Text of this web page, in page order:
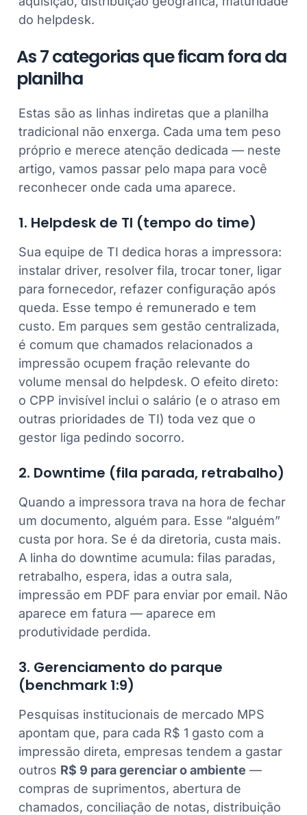
do helpdesk.
As 7 categorias que ficam fora da
planilha
Estas são as linhas indiretas que a planilha
tradicional não enxerga. Cada uma tem peso
próprio e merece atenção dedicada — neste
artigo, vamos passar pelo mapa para você
reconhecer onde cada uma aparece.
1. Helpdesk de TI (tempo do time)
Sua equipe de TI dedica horas a impressora:
instalar driver, resolver fila, trocar toner, ligar
para fornecedor, refazer configuração após
queda. Esse tempo é remunerado e tem
custo. Em parques sem gestão centralizada,
é comum que chamados relacionados a
impressão ocupem fração relevante do
volume mensal do helpdesk. O efeito direto:
o CPP invisível inclui o salário (e o atraso em
outras prioridades de TI) toda vez que o
gestor liga pedindo socorro.
2. Downtime (fila parada, retrabalho)
Quando a impressora trava na hora de fechar
um documento, alguém para. Esse “alguém”
custa por hora. Se é da diretoria, custa mais.
A linha do downtime acumula: filas paradas,
retrabalho, espera, idas a outra sala,
impressão em PDF para enviar por email. Não
aparece em fatura — aparece em
produtividade perdida.
3. Gerenciamento do parque
(benchmark 1:9)
Pesquisas institucionais de mercado MPS
apontam que, para cada R$ 1 gasto com a
impressão direta, empresas tendem a gastar
outros R$ 9 para gerenciar o ambiente —
compras de suprimentos, abertura de
chamados, conciliação de notas, distribuição